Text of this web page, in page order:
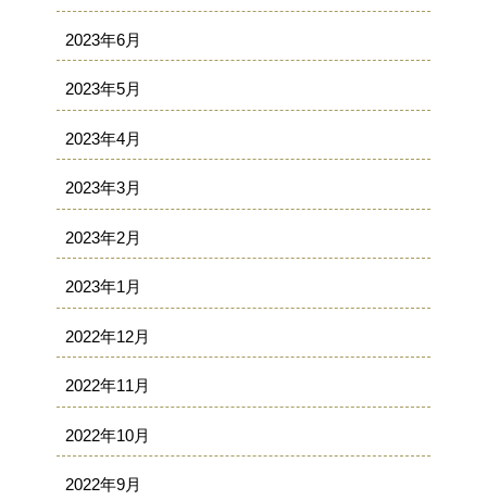
2023年6月
2023年5月
2023年4月
2023年3月
2023年2月
2023年1月
2022年12月
2022年11月
2022年10月
2022年9月